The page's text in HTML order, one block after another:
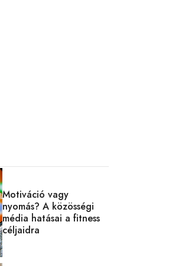
Motiváció vagy
nyomás? A közösségi
média hatásai a fitness
céljaidra